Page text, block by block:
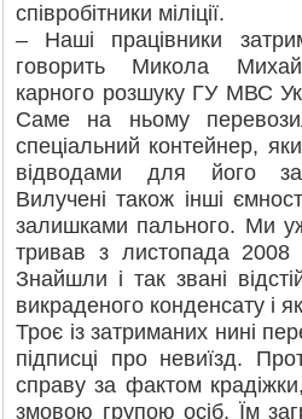
співробітники міліції.
– Наші працівники
говорить Микола
карного розшуку ГУ МВС
Саме на ньому
спеціальний контейнер,
відводами для його
Вилучені також інші
залишками пального. Ми
тривав з листопада
Знайшли і так звані
викраденого конденсату і
Троє із затриманих нині
підписці про невиїзд.
справу за фактом
змовою групою осіб. Їм